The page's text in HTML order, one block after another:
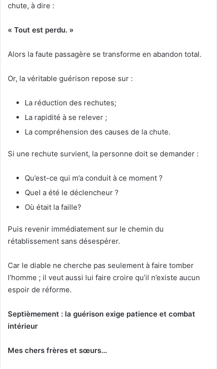
chute, à dire :
« Tout est perdu. »
Alors la faute passagère se transforme en abandon total.
Or, la véritable guérison repose sur :
La réduction des rechutes;
La rapidité à se relever ;
La compréhension des causes de la chute.
Si une rechute survient, la personne doit se demander :
Qu’est-ce qui m’a conduit à ce moment ?
Quel a été le déclencheur ?
Où était la faille?
Puis revenir immédiatement sur le chemin du
rétablissement sans désespérer.
Car le diable ne cherche pas seulement à faire tomber
l’homme ; il veut aussi lui faire croire qu’il n’existe aucun
espoir de réforme.
Septièmement : la guérison exige patience et combat
intérieur
Mes chers frères et sœurs…